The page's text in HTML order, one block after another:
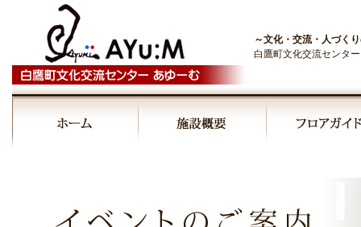
～文化・交流・人づく
白鷹町文化交流センタ